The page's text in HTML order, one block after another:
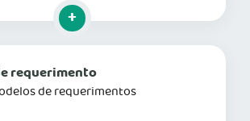
Clique para mais informações
requerimento
de requerimentos